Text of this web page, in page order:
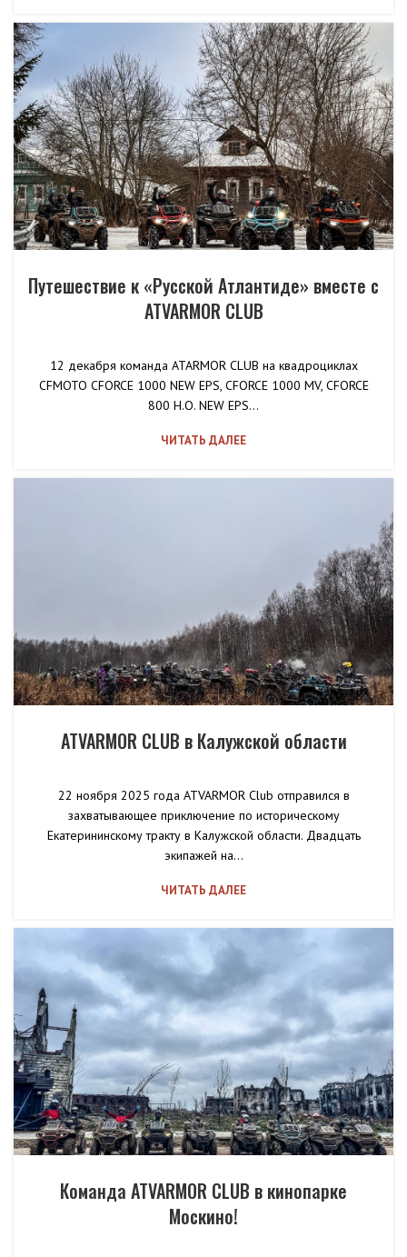
Путешествие к «Русской Атлантиде» вместе с
ATVARMOR CLUB
12 декабря команда ATARMOR CLUB на квадроциклах
CFMOTO CFORCE 1000 NEW EPS, CFORCE 1000 MV, CFORCE
800 H.O. NEW EPS...
ЧИТАТЬ ДАЛЕЕ
ATVARMOR CLUB в Калужской области
22 ноября 2025 года ATVARMOR Club отправился в
захватывающее приключение по историческому
Екатерининскому тракту в Калужской области. Двадцать
экипажей на...
ЧИТАТЬ ДАЛЕЕ
Команда ATVARMOR CLUB в кинопарке
Москино!